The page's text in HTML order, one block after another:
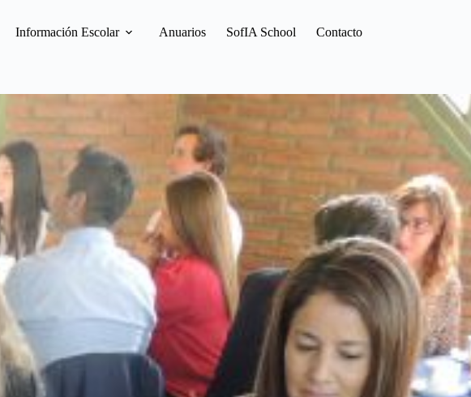
Información Escolar Anuarios SofIA School Contacto